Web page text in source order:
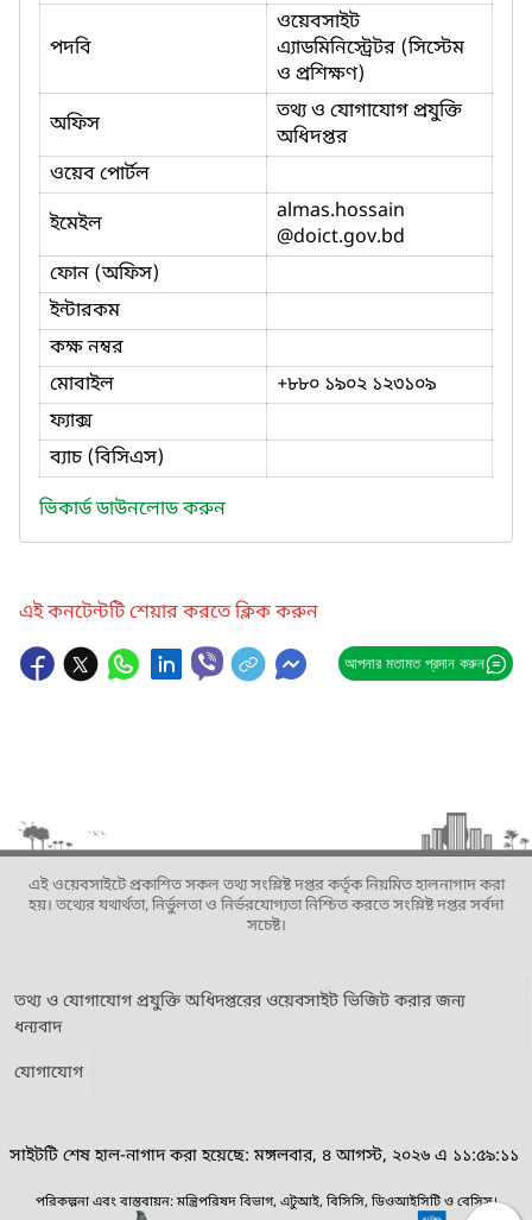
পদবি
ওয়েবসাইট
এ্যাডমিনিস্ট্রেটর (সিস্টেম
ও প্রশিক্ষণ)
অফিস
তথ্য ও যোগাযোগ প্রযুক্তি
অধিদপ্তর
ওয়েব পোর্টল
ইমেইল
almas.hossain
@doict.gov.bd
ফোন (অফিস)
ইন্টারকম
কক্ষ নম্বর
মোবাইল
+৮৮০ ১৯০২ ১২৩১০৯
ফ্যাক্স
ব্যাচ (বিসিএস)
ভিকার্ড ডাউনলোড করুন
এই কনটেন্টটি শেয়ার করতে ক্লিক করুন
আপনার মতামত প্রদান করুন
এই ওয়েবসাইটে প্রকাশিত সকল তথ্য সংশ্লিষ্ট দপ্তর কর্তৃক নিয়মিত হালনাগাদ করা
হয়। তথ্যের যথার্থতা, নির্ভুলতা ও নির্ভরযোগ্যতা নিশ্চিত করতে সংশ্লিষ্ট দপ্তর সর্বদা
সচেষ্ট।
তথ্য ও যোগাযোগ প্রযুক্তি অধিদপ্তরের ওয়েবসাইট ভিজিট করার জন্য
ধন্যবাদ
যোগাযোগ
সাইটটি শেষ হাল-নাগাদ করা হয়েছে: মঙ্গলবার, ৪ আগস্ট, ২০২৬ এ ১১:৫৯:১১
পরিকল্পনা এবং বাস্তবায়ন: মন্ত্রিপরিষদ বিভাগ, এটুআই, বিসিসি, ডিওআইসিটি ও বেসিস।